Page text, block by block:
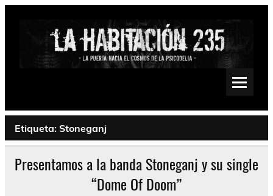
Saltar
Psychedelic, Stoner, Doom, Sludge, Fuzz, Space, Drone
Etiqueta: Stoneganj
Presentamos a la banda Stoneganj y su single
“Dome Of Doom”